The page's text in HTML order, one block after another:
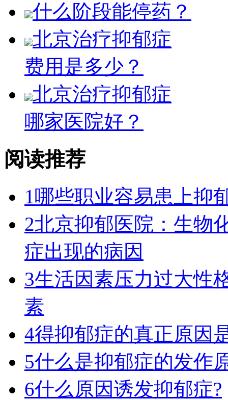
什么阶段能停药？
北京治疗抑郁症
费用是多少？
北京治疗抑郁症
哪家医院好？
阅读推荐
1哪些职业容易患上抑
2北京抑郁医院：生物
症出现的病因
3生活因素压力过大性
素
4得抑郁症的真正原因
5什么是抑郁症的发作
6什么原因诱发抑郁症?